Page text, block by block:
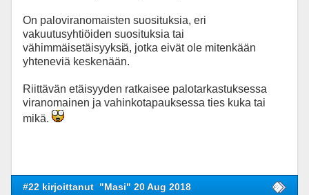
On paloviranomaisten suosituksia, eri
vakuutusyhtiöiden suosituksia tai
vähimmäisetäisyyksiä, jotka eivät ole mitenkään
yhteneviä keskenään.
Riittävän etäisyyden ratkaisee palotarkastuksessa
viranomainen ja vahinkotapauksessa ties kuka tai
mikä.
#22 kirjoittanut "Masi" 20 Aug 2018